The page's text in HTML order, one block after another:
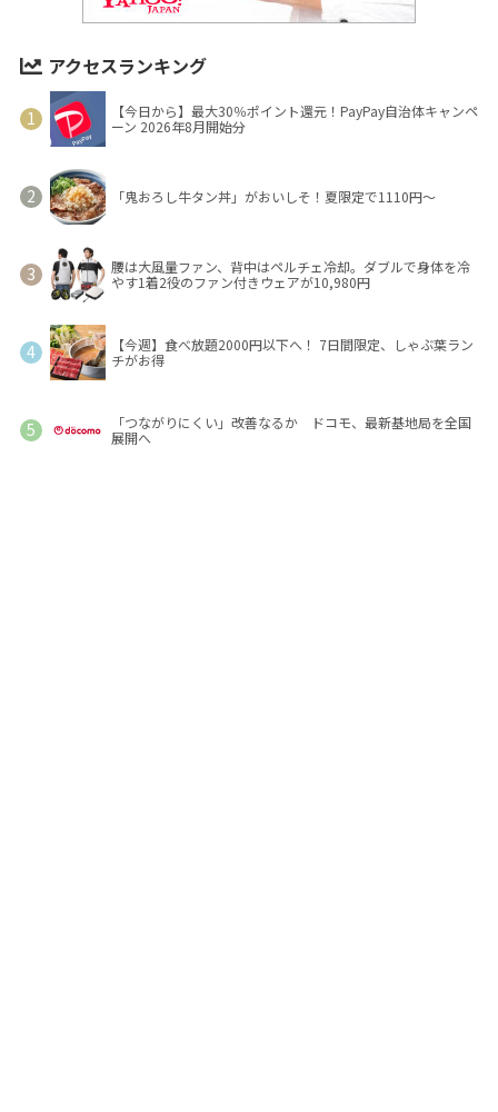
アクセスランキング
【今日から】最大30％ポイント還元！PayPay自治体キャンペ
ーン 2026年8月開始分
「鬼おろし牛タン丼」がおいしそ！夏限定で1110円～
腰は大風量ファン、背中はペルチェ冷却。ダブルで身体を冷
やす1着2役のファン付きウェアが10,980円
【今週】食べ放題2000円以下へ！ 7日間限定、しゃぶ葉ラン
チがお得
「つながりにくい」改善なるか ドコモ、最新基地局を全国
展開へ